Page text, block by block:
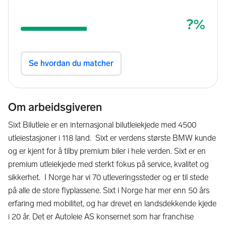
Om arbeidsgiveren
Sixt Bilutleie er en internasjonal bilutleiekjede med 4500
utleiestasjoner i 118 land. Sixt er verdens største BMW kunde
og er kjent for å tilby premium biler i hele verden. Sixt er en
premium utleiekjede med sterkt fokus på service, kvalitet og
sikkerhet. I Norge har vi 70 utleveringssteder og er til stede
på alle de store flyplassene. Sixt i Norge har mer enn 50 års
erfaring med mobilitet, og har drevet en landsdekkende kjede
i 20 år. Det er Autoleie AS konsernet som har franchise